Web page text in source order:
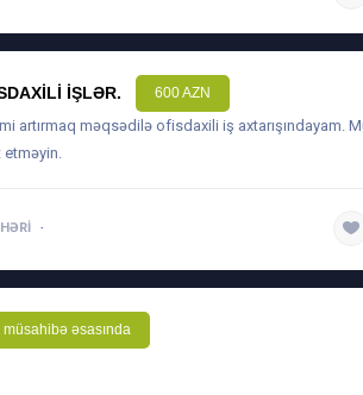
IŞLƏR. 600 AZN
artırmaq məqsədilə ofisdaxili iş axtarışındayam.
etməyin.
əsasında